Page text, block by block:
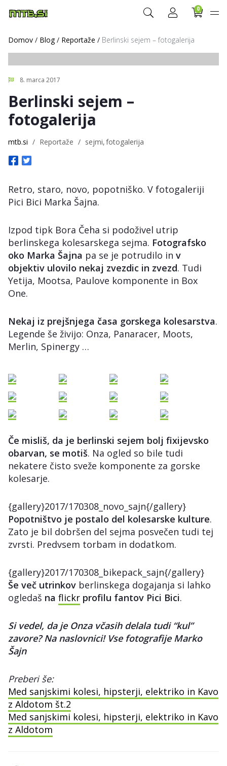
0
Domov / Blog/ Reportaže / Berlinski sejem – fotogalerija
8. marca 2017
Berlinski sejem –
fotogalerija
mtb.si / Reportaže / sejmi fotogalerija
Retro, staro, novo, popotniško. V fotogaleriji
Pici Bici Marka Šajna.
Izpod tipk Bora Čeha si podoživel utrip
berlinskega kolesarskega sejma. Fotografsko
oko Marka Šajna pa se je potrudilo in v
objektiv ulovilo nekaj zvezdic in zvezd. Tudi
Yetija, Mootsa, Paulove komponente in Box
One.
Nekaj iz prejšnjega časa gorskega kolesarstva.
Legende še živijo: Onza, Panaracer, Moots,
Merlin, Spinergy …
Če misliš, da je berlinski sejem bolj fixijevsko
obarvan, se motiš. Na ogled so bile tudi
nekatere čisto sveže komponente za gorske
kolesarje.
{gallery}2017/170308_novo_sajn{/gallery}
Popotništvo je postalo del kolesarske kulture.
Zato je bil dobršen del sejma posvečen tudi tej
zvrsti. Predvsem torbam in dodatkom.
{gallery}2017/170308_bikepack_sajn{/gallery}
Še več utrinkov berlinskega dogajanja si lahko
ogledaš na flickr profilu fantov Pici Bici.
Si vedel, da je Onza včasih delala tudi “kul”
zavore? Na naslovnici! Vse fotografije Marko
Šajn
Preberi še:
Med sanjskimi kolesi, hipsterji, elektriko in Kavo
z Aldotom št.2
Med sanjskimi kolesi, hipsterji, elektriko in Kavo
z Aldotom